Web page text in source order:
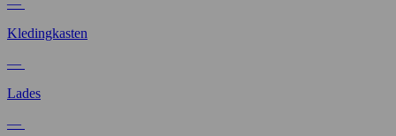
Kledingkasten
—
Lades
—